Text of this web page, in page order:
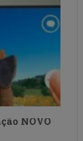
NOVO